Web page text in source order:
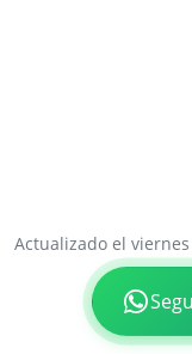
Actualizado el